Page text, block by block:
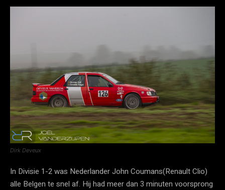
Dirk Deveux
In Divisie 1-2 was Nederlander John Coumans(Renault Clio)
alle Belgen te snel af. Hij had meer dan 3 minuten voorsprong